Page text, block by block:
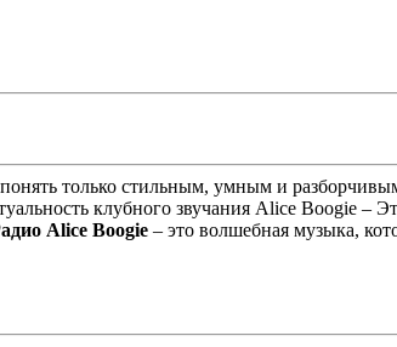
только стильным, умным и
клубного звучания Alice Boogie
Alice Boogie – это волшебная музыка,